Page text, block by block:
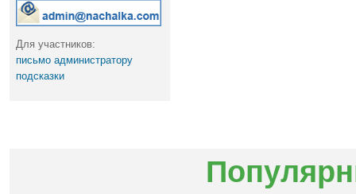
Для участников:
письмо администратору
подсказки